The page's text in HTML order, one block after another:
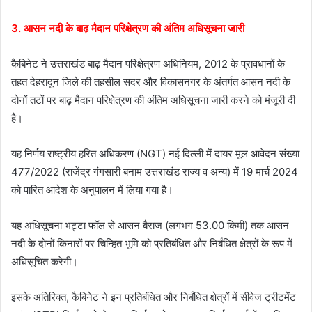
3. आसन नदी के बाढ़ मैदान परिक्षेत्रण की अंतिम अधिसूचना जारी
कैबिनेट ने उत्तराखंड बाढ़ मैदान परिक्षेत्रण अधिनियम, 2012 के प्रावधानों के
तहत देहरादून जिले की तहसील सदर और विकासनगर के अंतर्गत आसन नदी के
दोनों तटों पर बाढ़ मैदान परिक्षेत्रण की अंतिम अधिसूचना जारी करने को मंजूरी दी
है।
यह निर्णय राष्ट्रीय हरित अधिकरण (NGT) नई दिल्ली में दायर मूल आवेदन संख्या
477/2022 (राजेंद्र गंगसारी बनाम उत्तराखंड राज्य व अन्य) में 19 मार्च 2024
को पारित आदेश के अनुपालन में लिया गया है।
यह अधिसूचना भट्टा फॉल से आसन बैराज (लगभग 53.00 किमी) तक आसन
नदी के दोनों किनारों पर चिन्हित भूमि को प्रतिबंधित और निर्बंधित क्षेत्रों के रूप में
अधिसूचित करेगी।
इसके अतिरिक्त, कैबिनेट ने इन प्रतिबंधित और निर्बंधित क्षेत्रों में सीवेज ट्रीटमेंट